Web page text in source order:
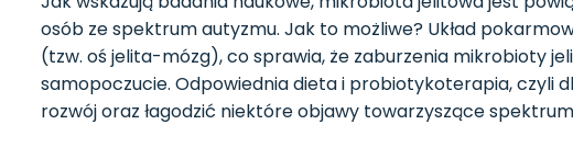
osób ze spektrum autyzmu. Jak to możliwe? Układ
(tzw. oś jelita-mózg), co sprawia, że zaburzenia mikrobioty
samopoczucie. Odpowiednia dieta i probiotykoterapia, czyli
rozwój oraz łagodzić niektóre objawy towarzyszące